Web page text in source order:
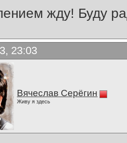
жду! Буду
23:03
Вячеслав Серёгин
Живу я здесь